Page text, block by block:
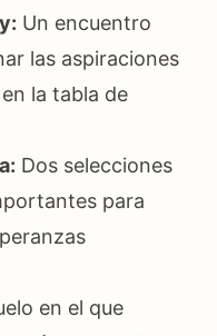
Un encuentro
las aspiraciones
la tabla de
Dos selecciones
para
en el que